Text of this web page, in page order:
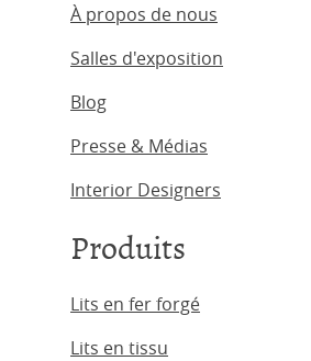
À propos de nous
Salles d'exposition
Blog
Presse & Médias
Interior Designers
Produits
Lits en fer forgé
Lits en tissu